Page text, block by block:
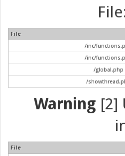
File
/inc/
/inc/
/global.php
/
Warning [2]
File